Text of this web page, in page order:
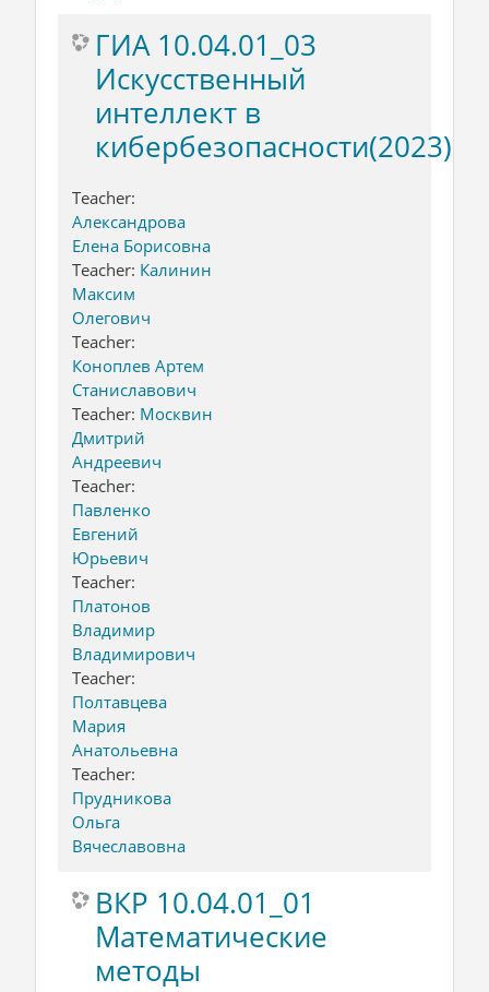
ГИА 10.04.01_03
Искусственный
интеллект в
кибербезопасности(2023)
Teacher:
Александрова
Елена Борисовна
Teacher: Калинин
Максим
Олегович
Teacher:
Коноплев Артем
Станиславович
Teacher: Москвин
Дмитрий
Андреевич
Teacher:
Павленко
Евгений
Юрьевич
Teacher:
Платонов
Владимир
Владимирович
Teacher:
Полтавцева
Мария
Анатольевна
Teacher:
Прудникова
Ольга
Вячеславовна
ВКР 10.04.01_01
Математические
методы